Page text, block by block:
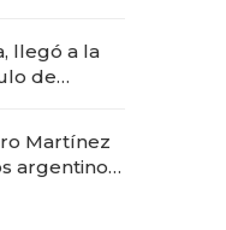
llegó a la
de
Martínez
argentinos